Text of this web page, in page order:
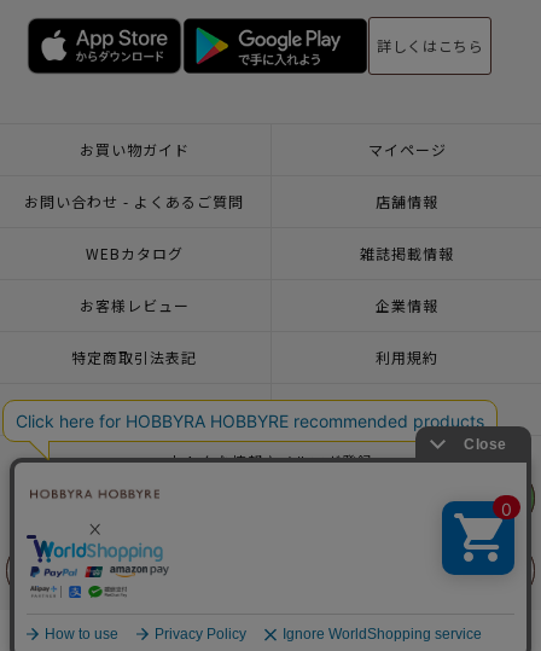
前に戻る
フェア
前に戻る
フェア
詳しくはこちら
お買い物ガイド マイページ
お問い合わせ - よくあるご質問 店舗情報
WEBカタログ 雑誌掲載情報
お客様レビュー 企業情報
特定商取引法表記 利用規約
一緒に働こう♪求人情報
おトクな情報♪メルマガ登録
© 2026 HOBBYRA HOBBYRE CORPORATION ALL Rights Reserved